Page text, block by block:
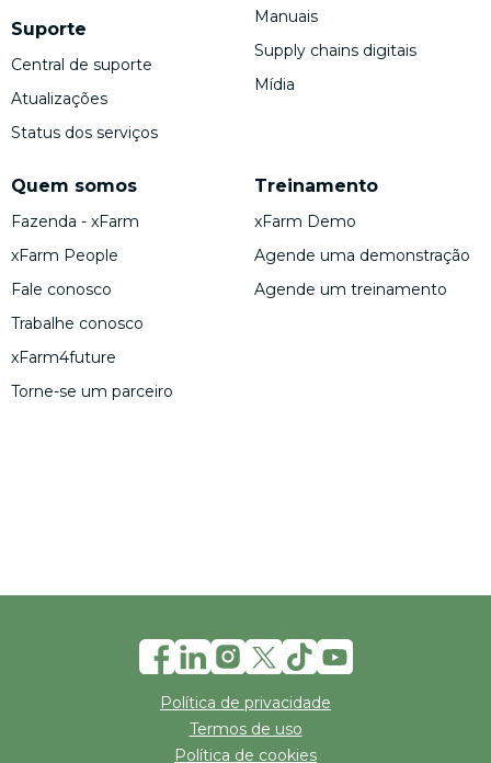
Suporte
Central de suporte
Atualizações
Status dos serviços
Quem somos
Fazenda - xFarm
xFarm People
Fale conosco
Trabalhe conosco
xFarm4future
Torne-se um parceiro
Manuais
Supply chains digitais
Mídia
Treinamento
xFarm Demo
Agende uma demonstração
Agende um treinamento
Política de privacidade
Termos de uso
Política de cookies